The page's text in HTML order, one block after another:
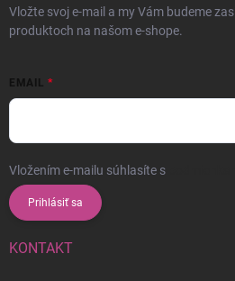
Vložte svoj e-mail a my Vám budeme
produktoch na našom e-shope.
EMAIL
Vložením e-mailu súhlasíte s
Prihlásiť sa
KONTAKT